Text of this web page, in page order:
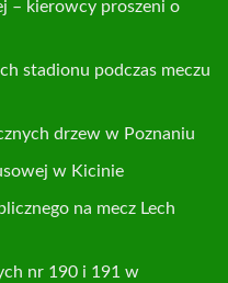
– kierowcy proszeni o
stadionu podczas meczu
drzew w Poznaniu
w Kicinie
na mecz Lech
nr 190 i 191 w